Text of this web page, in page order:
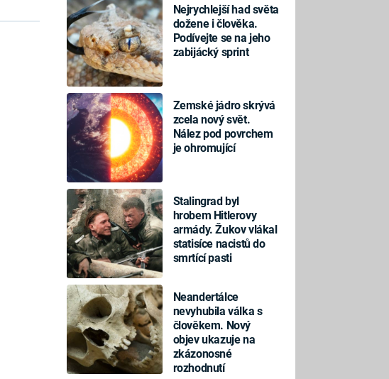
Nejrychlejší had světa
dožene i člověka.
Podívejte se na jeho
zabijácký sprint
Zemské jádro skrývá
zcela nový svět.
Nález pod povrchem
je ohromující
Stalingrad byl
hrobem Hitlerovy
armády. Žukov vlákal
statisíce nacistů do
smrtící pasti
Neandertálce
nevyhubila válka s
člověkem. Nový
objev ukazuje na
zkázonosné
rozhodnutí